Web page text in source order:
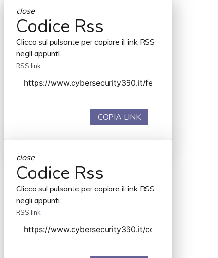
close
Codice Rss
Clicca sul pulsante per copiare il link RSS
negli appunti.
RSS link
COPIA LINK
close
Codice Rss
Clicca sul pulsante per copiare il link RSS
negli appunti.
RSS link